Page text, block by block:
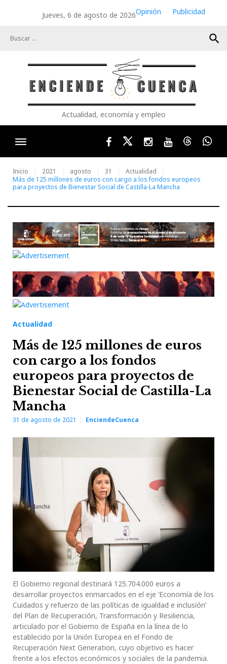
Jueves, 6 de agosto de 2026Opinión
Publicidad
search
Actualidad, economía y empleo
FacebookTwitterInstagram
YoutubeThreads
Inicio 2021 agosto 31
Actualidad
Más de 125 millones de euros con cargo a los fondos europeos
para proyectos de Bienestar Social de Castilla-La Mancha
Actualidad
Más de 125 millones de euros
con cargo a los fondos
europeos para proyectos de
Bienestar Social de Castilla-La
Mancha
31 de agosto de 2021 EnciendeCuenca
El Gobierno regional destinará 125.704.000 euros a
desarrollar proyectos enmarcados en el eje ‘Economía de los
Cuidados y refuerzo de las políticas de igualdad e inclusión’
del Plan de Recuperación, Transformación y Resiliencia,
articulado por el Gobierno de España en la línea de lo
establecido por la Unión Europea en el Fondo de
Recuperación Next Generation, cuyo objetivo es hacer
frente a los efectos económicos y sociales de la pandemia.